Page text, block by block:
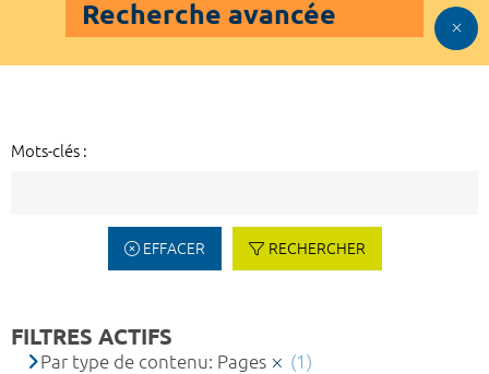
Recherche avancée
Mots-clés :
EFFACER RECHERCHER
FILTRES ACTIFS
Par type de contenu: Pages
(1)